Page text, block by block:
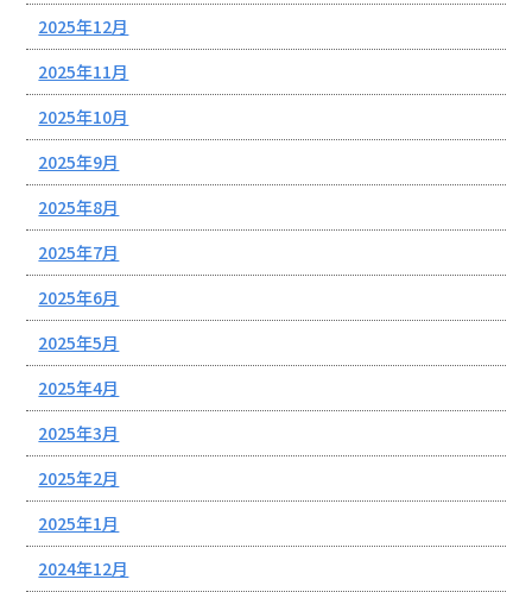
2025年12月
2025年11月
2025年10月
2025年9月
2025年8月
2025年7月
2025年6月
2025年5月
2025年4月
2025年3月
2025年2月
2025年1月
2024年12月